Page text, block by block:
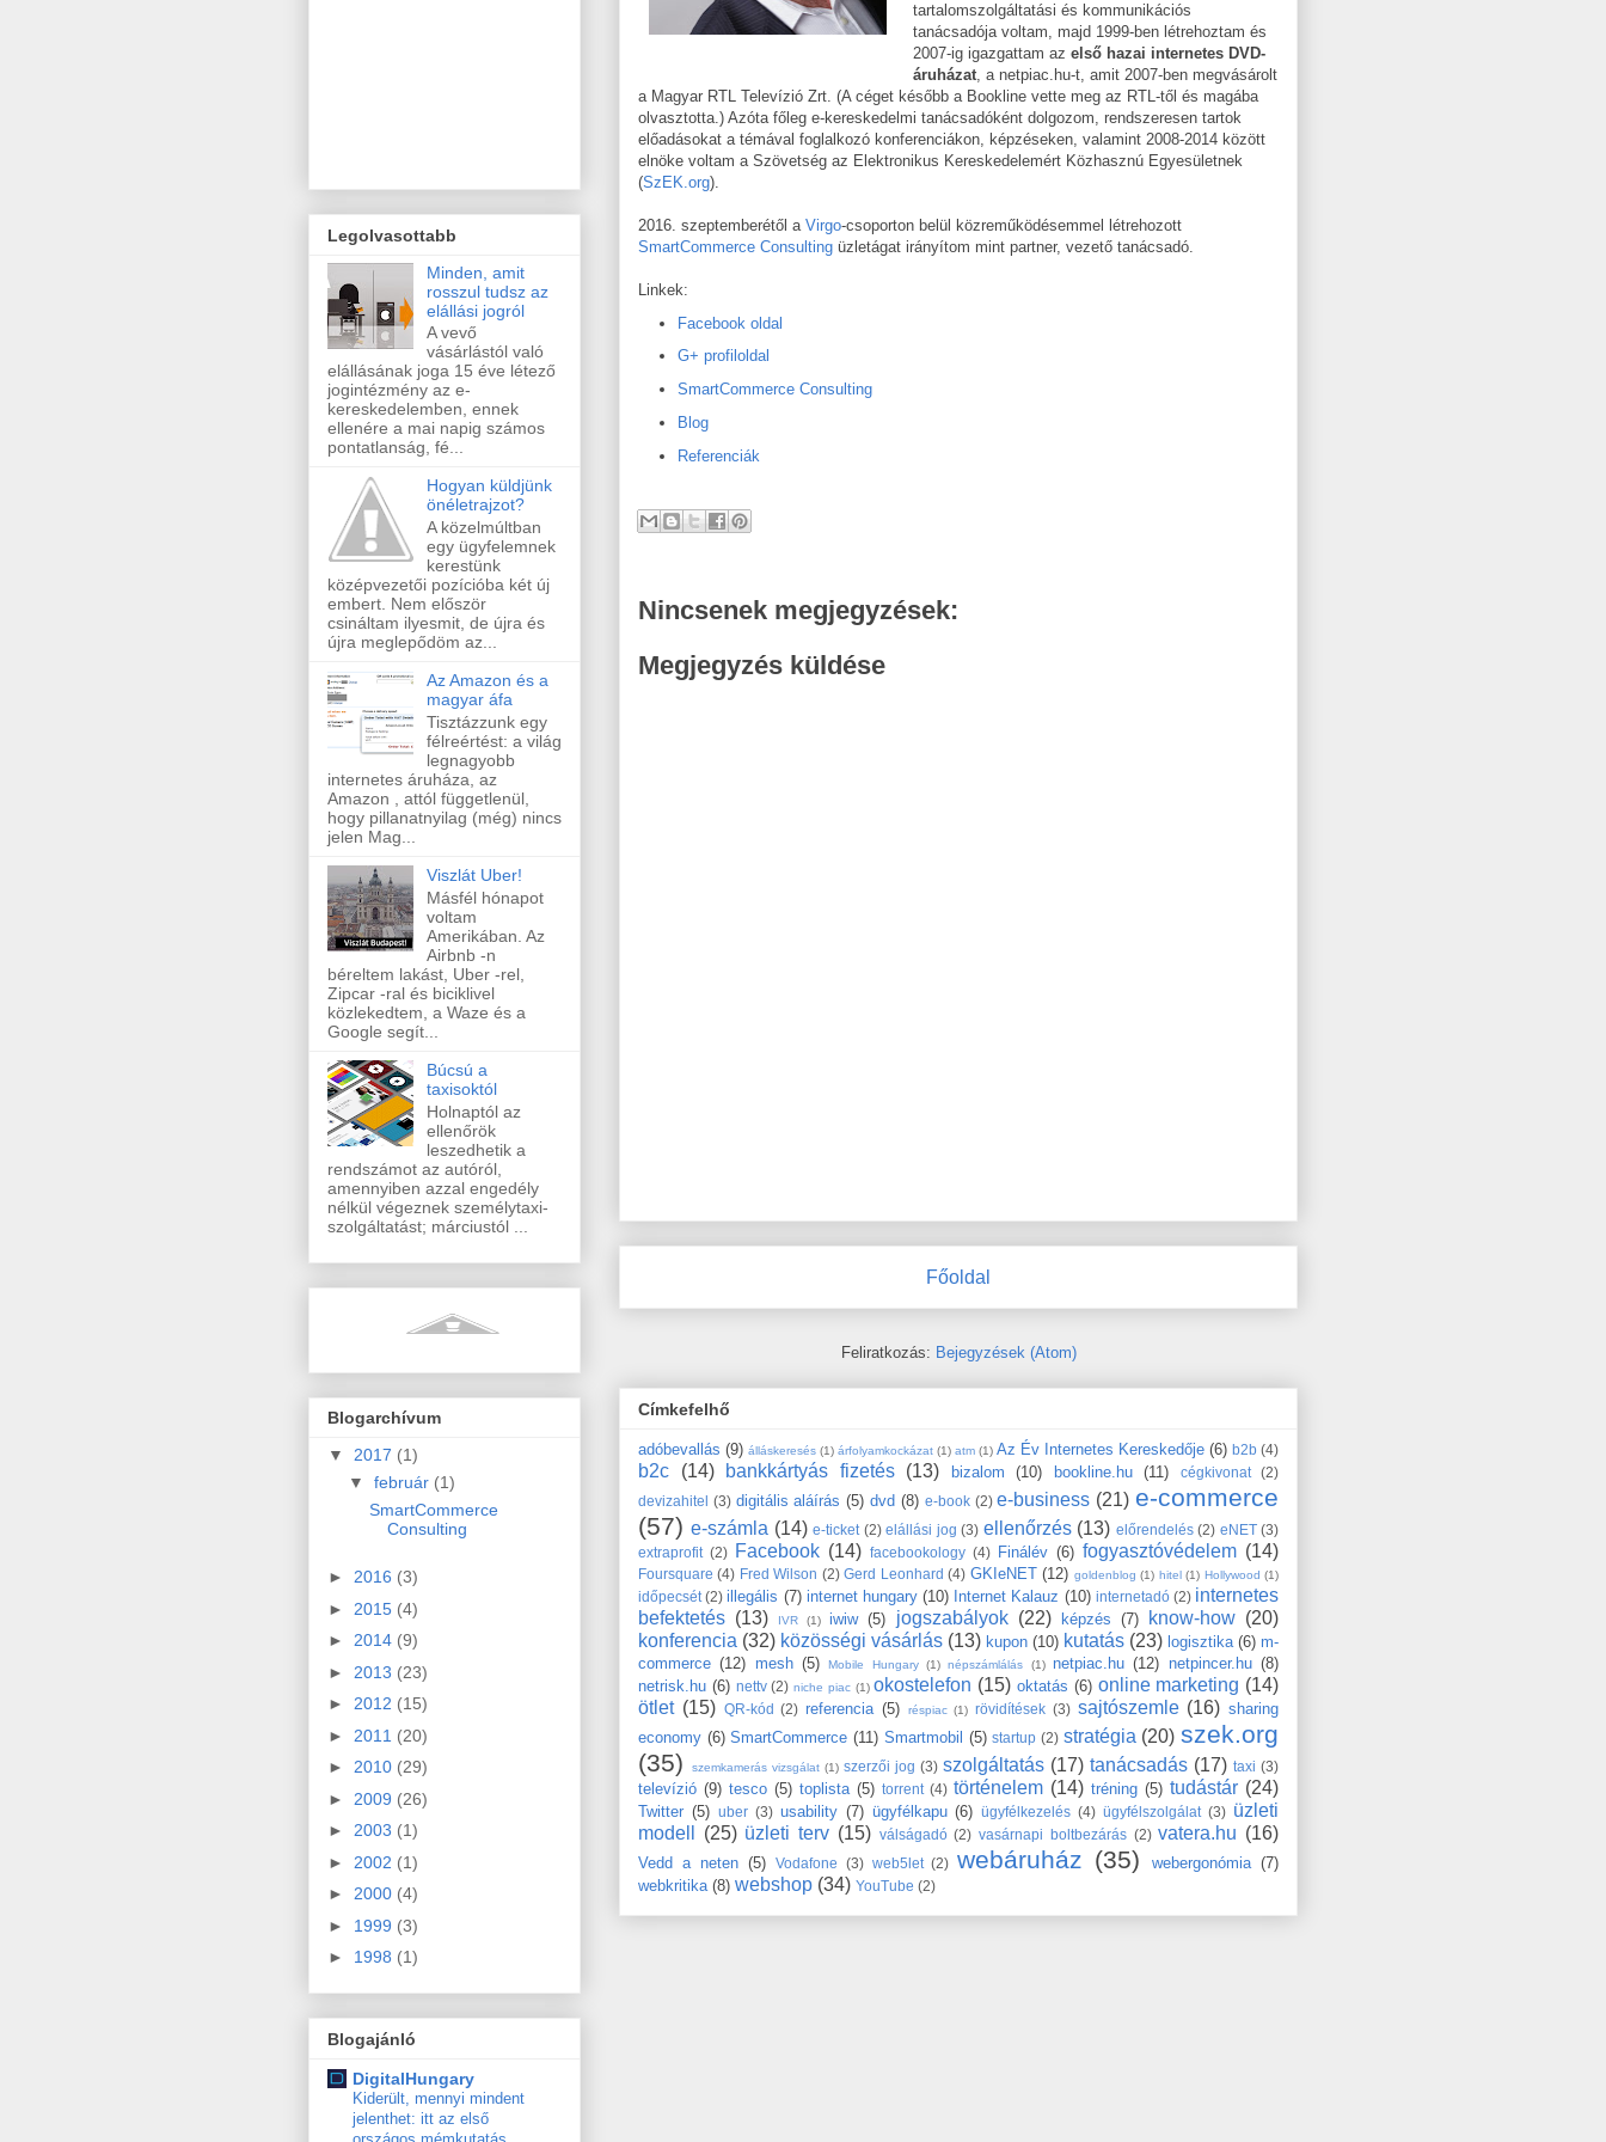
tartalomszolgáltatási és kommunikációs
tanácsadója voltam, majd 1999-ben létrehoztam és
2007-ig igazgattam az első hazai internetes DVD-
áruházat , a netpiac.hu-t, amit 2007-ben megvásárolt
a Magyar RTL Televízió Zrt. (A céget később a Bookline vette meg az RTL-től és magába
olvasztotta.) Azóta főleg e-kereskedelmi tanácsadóként dolgozom, rendszeresen tartok
előadásokat a témával foglalkozó konferenciákon, képzéseken, valamint 2008-2014 között
elnöke voltam a Szövetség az Elektronikus Kereskedelemért Közhasznú Egyesületnek
(SzEK.org).
2016. szeptemberétől a Virgo-csoporton belül közreműködésemmel létrehozott
SmartCommerce Consulting üzletágat irányítom mint partner, vezető tanácsadó.
Linkek:
Facebook oldal
G+ profiloldal
SmartCommerce Consulting
Blog
Referenciák
Nincsenek megjegyzések:
Megjegyzés küldése
Főoldal
Feliratkozás: Bejegyzések (Atom)
Címkefelhő
adóbevallás (9) álláskeresés (1) árfolyamkockázat (1) atm (1) Az Év Internetes Kereskedője (6) b2b (4)
b2c (14) bankkártyás fizetés (13) bizalom (10) bookline.hu (11) cégkivonat
(2)
devizahitel (3) digitális aláírás (5) dvd (8) e-book (2) e-business (21) e-commerce
(57) e-számla (14) e-ticket (2) elállási jog (3) ellenőrzés (13) előrendelés (2) eNET (3)
extraprofit (2) Facebook (14) facebookology (4) Finálév (6) fogyasztóvédelem (14)
Foursquare (4) Fred Wilson (2) Gerd Leonhard (4) GKIeNET (12) goldenblog (1) hitel (1) Hollywood (1)
időpecsét (2) illegális (7) internet hungary (10) Internet Kalauz (10) internetadó (2) internetes
befektetés (13) IVR (1) iwiw (5) jogszabályok (22) képzés (7) know-how (20)
konferencia (32) közösségi vásárlás (13) kupon (10) kutatás (23) logisztika (6) m-
commerce (12) mesh (5) Mobile Hungary (1) népszámlálás (1) netpiac.hu (12) netpincer.hu (8)
netrisk.hu (6) nettv (2) niche piac (1) okostelefon (15) oktatás (6) online marketing (14)
ötlet (15) QR-kód (2) referencia (5) réspiac (1) rövidítések (3) sajtószemle (16) sharing
economy (6) SmartCommerce (11) Smartmobil (5) startup (2) stratégia (20) szek.org
(35)
szemkamerás vizsgálat (1) szerzői jog (3) szolgáltatás (17) tanácsadás (17) taxi (3)
televízió (9) tesco (5) toplista (5) torrent (4) történelem (14) tréning (5) tudástár (24)
Twitter (5) uber (3) usability (7) ügyfélkapu (6) ügyfélkezelés (4) ügyfélszolgálat (3) üzleti
modell
(25) üzleti terv (15) válságadó (2) vasárnapi boltbezárás (2) vatera.hu (16)
Vedd a neten (5) Vodafone (3) web5let (2) webáruház (35) webergonómia (7)
webkritika (8) webshop (34) YouTube (2)
Legolvasottabb
Minden, amit
rosszul tudsz az
elállási jogról
A vevő
vásárlástól való
elállásának joga 15 éve létező
jogintézmény az e-
kereskedelemben, ennek
ellenére a mai napig számos
pontatlanság, fé...
Hogyan küldjünk
önéletrajzot?
A közelmúltban
egy ügyfelemnek
kerestünk
középvezetői pozícióba két új
embert. Nem először
csináltam ilyesmit, de újra és
újra meglepődöm az...
Az Amazon és a
magyar áfa
Tisztázzunk egy
félreértést: a világ
legnagyobb
internetes áruháza, az
Amazon , attól függetlenül,
hogy pillanatnyilag (még) nincs
jelen Mag...
Viszlát Uber!
Másfél hónapot
voltam
Amerikában. Az
Airbnb -n
béreltem lakást, Uber -rel,
Zipcar -ral és biciklivel
közlekedtem, a Waze és a
Google segít...
Búcsú a
taxisoktól
Holnaptól az
ellenőrök
leszedhetik a
rendszámot az autóról,
amennyiben azzal engedély
nélkül végeznek személytaxi-
szolgáltatást; márciustól ...
Blogarchívum
▼ 2017 (1)
▼ február (1)
SmartCommerce
Consulting
► 2016 (3)
► 2015 (4)
► 2014 (9)
► 2013 (23)
► 2012 (15)
► 2011 (20)
► 2010 (29)
► 2009 (26)
► 2003 (1)
► 2002 (1)
► 2000 (4)
► 1999 (3)
► 1998 (1)
Blogajánló
DigitalHungary
Kiderült, mennyi mindent
jelenthet: itt az első